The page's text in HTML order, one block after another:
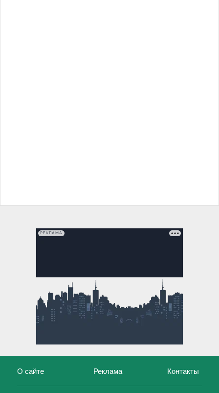
РЕКЛАМА
О сайте Реклама Контакты